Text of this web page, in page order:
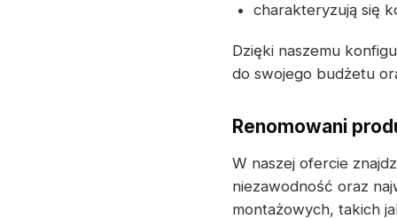
charakteryzują się
Dzięki naszemu
do swojego budżetu
Renomowani
W naszej ofercie
niezawodność oraz
montażowych, takich